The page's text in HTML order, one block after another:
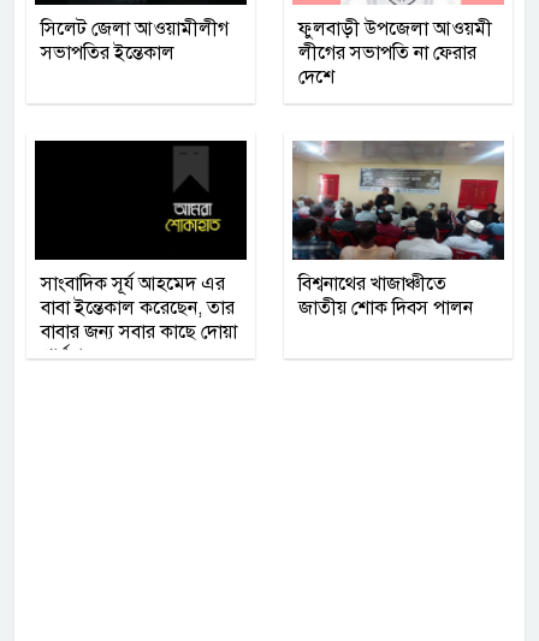
সিলেট জেলা আওয়ামীলীগ
সভাপতির ইন্তেকাল
ফুলবাড়ী উপজেলা আওয়মী
লীগের সভাপতি না ফেরার
দেশে
সাংবাদিক সূর্য আহমেদ এর
বাবা ইন্তেকাল করেছেন, তার
বাবার জন‍্য সবার কাছে দোয়া
প্রার্থনা করেছেন
বিশ্বনাথের খাজাঞ্চীতে
জাতীয় শোক দিবস পালন